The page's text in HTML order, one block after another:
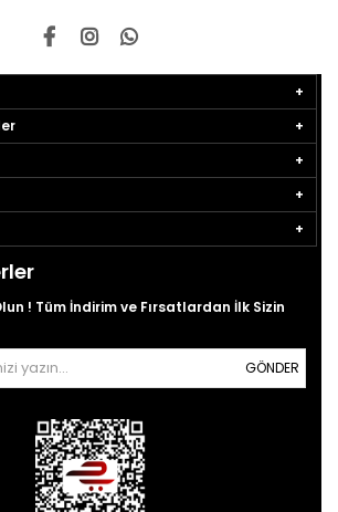
! Tüm İndirim ve Fırsatlardan İlk Sizin
GÖNDER